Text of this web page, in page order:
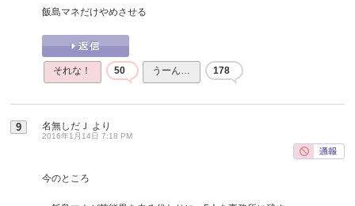
飯島マネだけやめさせる
それな！ 50 うーん… 178
9 名無しだＪ より
2016年1月14日 7:18 PM
今のところ